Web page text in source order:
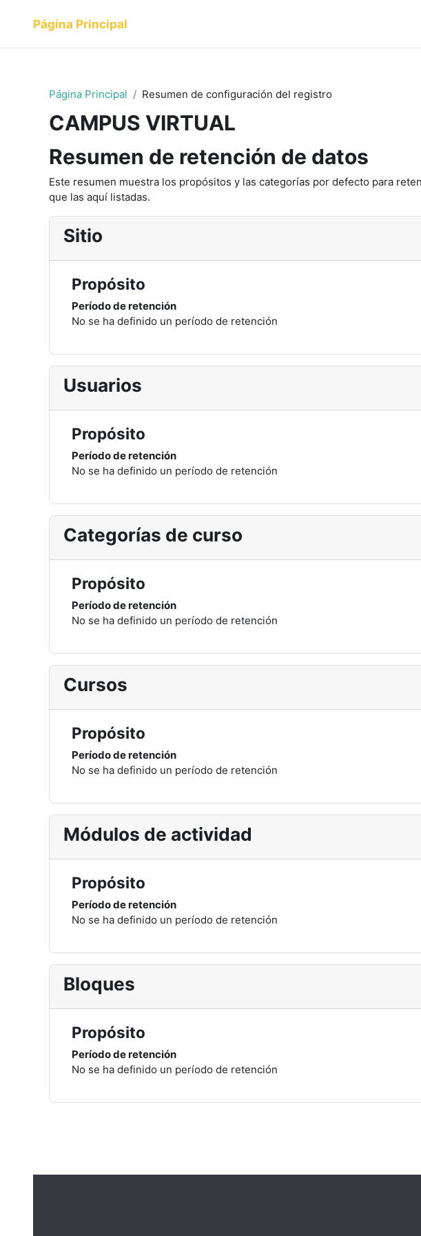
Página Principal
Página Principal Resumen de configuración del registro
CAMPUS VIRTUAL
Resumen de retención de datos
Este resumen muestra los propósitos y las categorías por defecto para
que las aquí listadas.
Sitio
Propósito
Período de retención
No se ha definido un período de retención
Usuarios
Propósito
Período de retención
No se ha definido un período de retención
Categorías de curso
Propósito
Período de retención
No se ha definido un período de retención
Cursos
Propósito
Período de retención
No se ha definido un período de retención
Módulos de actividad
Propósito
Período de retención
No se ha definido un período de retención
Bloques
Propósito
Período de retención
No se ha definido un período de retención